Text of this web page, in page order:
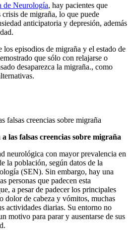
de Neurología, hay pacientes que
de migraña, lo que puede
anticipatoria y depresión, además
episodios de migraña y el estado de
que sólo con relajarse o
desaparezca la migraña., como
falsas creencias sobre migraña
las falsas creencias sobre migraña
neurológica con mayor prevalencia en
la población, según datos de la
(SEN). Sin embargo, hay una
personas que padecen esta
a pesar de padecer los principales
dolor de cabeza y vómitos, muchas
actividades diarias. Su entorno no
motivo para parar y ausentarse de sus